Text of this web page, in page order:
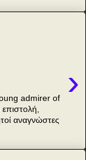
›
admirer of
αναγνώστες